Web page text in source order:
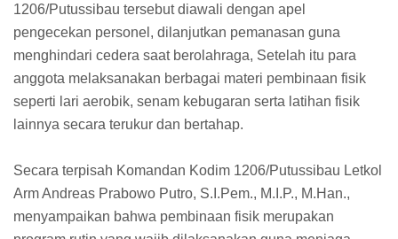
1206/Putussibau tersebut diawali dengan apel
pengecekan personel, dilanjutkan pemanasan guna
menghindari cedera saat berolahraga, Setelah itu para
anggota melaksanakan berbagai materi pembinaan fisik
seperti lari aerobik, senam kebugaran serta latihan fisik
lainnya secara terukur dan bertahap.
Secara terpisah Komandan Kodim 1206/Putussibau Letkol
Arm Andreas Prabowo Putro, S.I.Pem., M.I.P., M.Han.,
menyampaikan bahwa pembinaan fisik merupakan